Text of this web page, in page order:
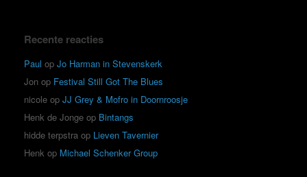
Recente reacties
Paul op Jo Harman in Stevenskerk
Jon op Festival Still Got The Blues
nicole op JJ Grey & Mofro in Doornroosje
Henk de Jonge op Bintangs
hidde terpstra op Lieven Tavernier
Henk op Michael Schenker Group